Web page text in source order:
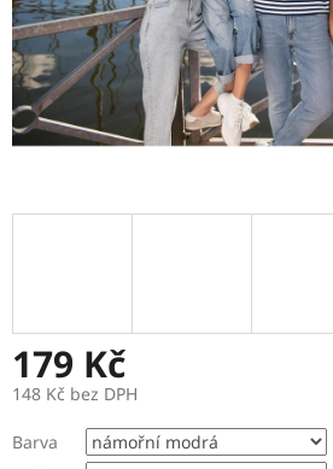
179 Kč
148 Kč bez DPH
cena:
Barva